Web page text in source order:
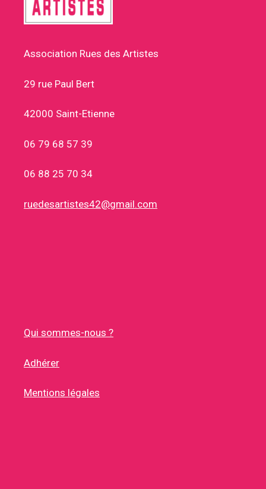
Association Rues des Artistes
29 rue Paul Bert
42000 Saint-Etienne
06 79 68 57 39
06 88 25 70 34
ruedesartistes42@gmail.com
Qui sommes-nous ?
Adhérer
Mentions légales